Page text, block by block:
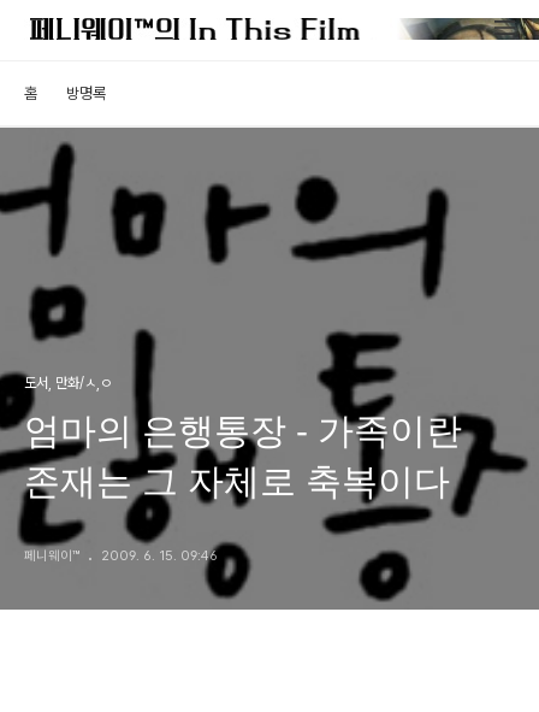
홈 방명록
도서, 만화/ㅅ,ㅇ
엄마의 은행통장 - 가족이란
존재는 그 자체로 축복이다
페니웨이™ 2009. 6. 15. 09:46